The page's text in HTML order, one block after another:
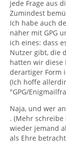
jede Frage aus
Zumindest
Ich habe auch
näher mit GPG
ich eines: dass
Nutzer gibt, die
hatten wir diese
derartiger Form
(Ich hoffe
"GPG/
Naja, und wer
. (Mehr
wieder jemand
als Ehre